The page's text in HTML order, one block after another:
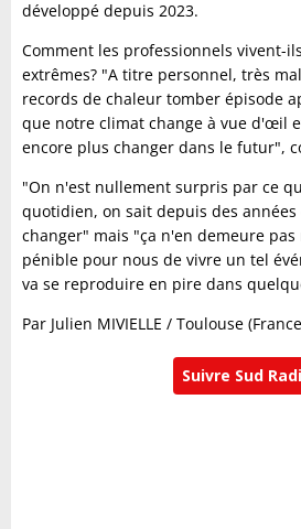
développé depuis 2023.
Comment les professionnels vivent-
extrêmes? "A titre personnel, très
records de chaleur tomber épisode
que notre climat change à vue d'œil
encore plus changer dans le futur",
"On n'est nullement surpris par ce
quotidien, on sait depuis des
changer" mais "ça n'en demeure
pénible pour nous de vivre un tel
va se reproduire en pire dans
Par Julien MIVIELLE / Toulouse
Suivre Sud